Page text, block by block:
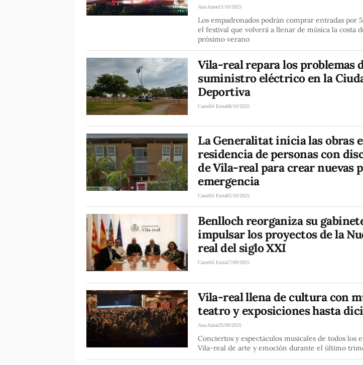
Ana Aznar11/10/2025
Los empadronados podrán comprar entradas por
el festival que volverá a llenar de música la costa
próximo verano
Vila-real repara los problemas
suministro eléctrico en la
Deportiva
Castelló Extra08/10/2025
La Generalitat inicia las obras
residencia de personas con
de Vila-real para crear nuevas
emergencia
Castelló Extra02/10/2025
Benlloch reorganiza su
impulsar los proyectos de la
real del siglo XXI
Castelló Extra27/09/2025
Vila-real llena de cultura con
teatro y exposiciones hasta
Ana Aznar25/09/2025
Conciertos y espectáculos musicales de todos los
Vila-real de arte y emoción durante el último